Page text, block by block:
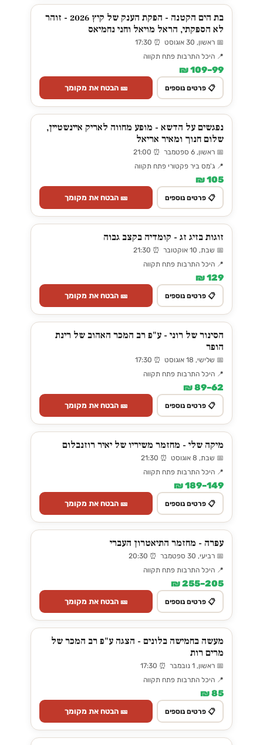
בת הים הקטנה - הפקת הענק של קיץ 2026 - זוהר
לא הספקתי, הראל מויאל וחני נחמיאס
📅 ראשון, 30 אוגוסט ⏰ 17:30
📍 היכל התרבות פתח תקווה
99–109 ₪
📋 פרטים נוספים 🎫 הבטח את מקומך
נפגשים על הדשא - מופע מחווה לאריק איינשטיין,
שלום חנוך ומאיר אריאל
📅 ראשון, 6 ספטמבר ⏰ 21:00
📍 ג'מס ביר פקטורי פתח תקווה
105 ₪
📋 פרטים נוספים 🎫 הבטח את מקומך
זוגות בזיג זג - קומדיה בקצב גבוה
📅 שבת, 10 אוקטובר ⏰ 21:30
📍 היכל התרבות פתח תקווה
129 ₪
📋 פרטים נוספים 🎫 הבטח את מקומך
הסינור של רוני - ע"פ רב המכר האהוב של רינת
הופר
📅 שלישי, 18 אוגוסט ⏰ 17:30
📍 היכל התרבות פתח תקווה
62–89 ₪
📋 פרטים נוספים 🎫 הבטח את מקומך
מיקה שלי - מחזמר משיריו של יאיר רוזנבלום
📅 שבת, 8 אוגוסט ⏰ 21:30
📍 היכל התרבות פתח תקווה
149–189 ₪
📋 פרטים נוספים 🎫 הבטח את מקומך
עפרה - מחזמר התיאטרון העברי
📅 רביעי, 30 ספטמבר ⏰ 20:30
📍 היכל התרבות פתח תקווה
205–255 ₪
📋 פרטים נוספים 🎫 הבטח את מקומך
מעשה בחמישה בלונים - הצגה ע"פ רב המכר של
מרים רות
📅 ראשון, 1 נובמבר ⏰ 17:30
📍 היכל התרבות פתח תקווה
85 ₪
📋 פרטים נוספים 🎫 הבטח את מקומך